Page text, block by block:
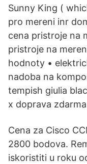
Sunny King (
pro mereni inr
cena pristroje na
pristroje na
hodnoty •
nadoba na
tempish giulia
x doprava
Cena za Cisco
2800 bodova.
iskoristiti u roku